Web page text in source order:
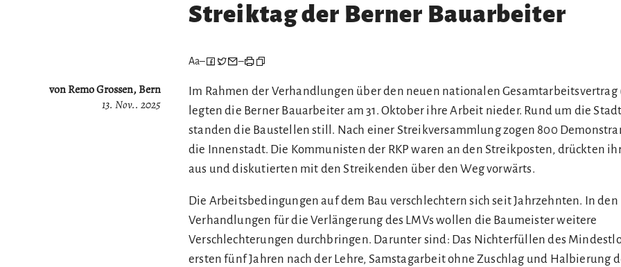
Streiktag der Berner Bauarbeiter
Aa– –
von Remo Grossen, Bern
13. Nov.. 2025
Im Rahmen der Verhandlungen über den neuen nationalen Gesamtarbeitsvertrag
legten die Berner Bauarbeiter am 31. Oktober ihre Arbeit nieder. Rund um die
standen die Baustellen still. Nach einer Streikversammlung zogen 800
die Innenstadt. Die Kommunisten der RKP waren an den Streikposten, drückten
aus und diskutierten mit den Streikenden über den Weg vorwärts.
Die Arbeitsbedingungen auf dem Bau verschlechtern sich seit Jahrzehnten. In den
Verhandlungen für die Verlängerung des LMVs wollen die Baumeister weitere
Verschlechterungen durchbringen. Darunter sind: Das Nichterfüllen des
ersten fünf Jahren nach der Lehre, Samstagarbeit ohne Zuschlag und Halbierung